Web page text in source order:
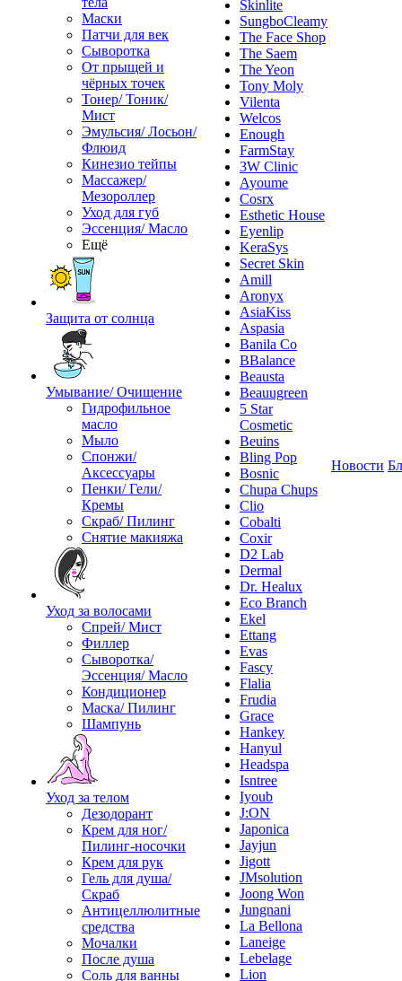
Маски
Патчи для век
Сыворотка
От прыщей и
чёрных точек
Тонер/ Тоник/
Мист
Эмульсия/ Лосьон/
Флюид
Кинезио тейпы
Массажер/
Мезороллер
Уход для губ
Эссенция/ Масло
Ещё
Защита от солнца
Умывание/ Очищение
Гидрофильное
масло
Мыло
Спонжи/
Аксессуары
Пенки/ Гели/
Кремы
Скраб/ Пилинг
Снятие макияжа
Уход за волосами
Спрей/ Мист
Филлер
Сыворотка/
Эссенция/ Масло
Кондиционер
Маска/ Пилинг
Шампунь
Уход за телом
Дезодорант
Крем для ног/
Пилинг-носочки
Крем для рук
Гель для душа/
Скраб
Антицеллюлитные
средства
Мочалки
После душа
Соль для ванны
Skinlite
SungboCleamy
The Face Shop
The Saem
The Yeon
Tony Moly
Vilenta
Welcos
Enough
FarmStay
3W Clinic
Ayoume
Cosrx
Esthetic House
Eyenlip
KeraSys
Secret Skin
Amill
Aronyx
AsiaKiss
Aspasia
Banila Co
BBalance
Beausta
Beauugreen
5 Star
Cosmetic
Beuins
Bling Pop
Bosnic
Chupa Chups
Clio
Cobalti
Coxir
D2 Lab
Dermal
Dr. Healux
Eco Branch
Ekel
Ettang
Evas
Fascy
Flalia
Frudia
Grace
Hankey
Hanyul
Headspa
Isntree
Iyoub
J:ON
Japonica
Jayjun
Jigott
JMsolution
Joong Won
Jungnani
La Bellona
Laneige
Lebelage
Lion
Новости